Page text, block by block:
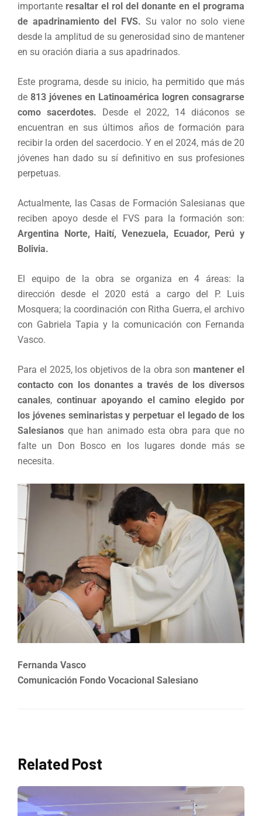
importante resaltar el rol del donante en el programa
de apadrinamiento del FVS. Su valor no solo viene
desde la amplitud de su generosidad sino de mantener
en su oración diaria a sus apadrinados.
Este programa, desde su inicio, ha permitido que más
de 813 jóvenes en Latinoamérica logren consagrarse
como sacerdotes. Desde el 2022, 14 diáconos se
encuentran en sus últimos años de formación para
recibir la orden del sacerdocio. Y en el 2024, más de 20
jóvenes han dado su sí definitivo en sus profesiones
perpetuas.
Actualmente, las Casas de Formación Salesianas que
reciben apoyo desde el FVS para la formación son:
Argentina Norte, Haití, Venezuela, Ecuador, Perú y
Bolivia.
El equipo de la obra se organiza en 4 áreas: la
dirección desde el 2020 está a cargo del P. Luis
Mosquera; la coordinación con Ritha Guerra, el archivo
con Gabriela Tapia y la comunicación con Fernanda
Vasco.
Para el 2025, los objetivos de la obra son mantener el
contacto con los donantes a través de los diversos
canales, continuar apoyando el camino elegido por
los jóvenes seminaristas y perpetuar el legado de los
Salesianos que han animado esta obra para que no
falte un Don Bosco en los lugares donde más se
necesita.
Fernanda Vasco
Comunicación Fondo Vocacional Salesiano
Related Post